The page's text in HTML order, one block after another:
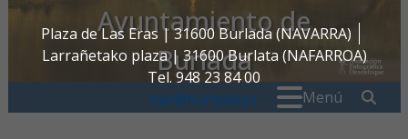
Plaza de Las Eras | 31600 Burlada (NAVARRA)
Larrañetako plaza | 31600 Burlata (NAFARROA)
Tel. 948 23 84 00
oac@burlada.es
Ayuntamiento de
Burlada
Menú